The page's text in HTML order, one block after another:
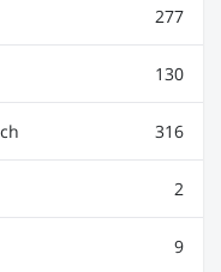
277
130
316
2
9